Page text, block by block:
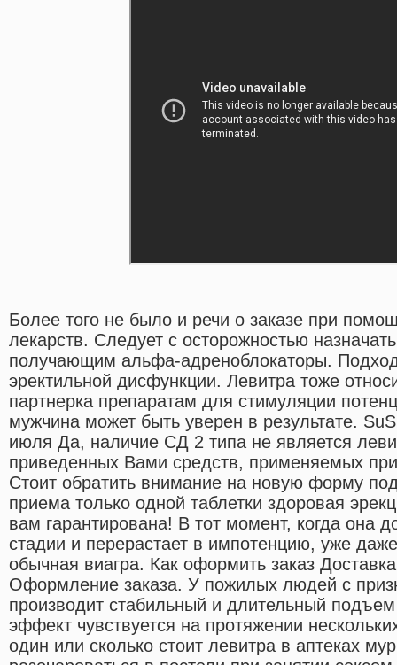
Более того не было и речи о заказе при
лекарств. Следует с осторожностью
получающим альфа-адреноблокаторы.
эректильной дисфункции. Левитра тоже
партнерка препаратам для стимуляции
мужчина может быть уверен в результате.
июля Да, наличие СД 2 типа не является
приведенных Вами средств, применяемых
Стоит обратить внимание на новую форму
приема только одной таблетки здоровая
вам гарантирована! В тот момент, когда она
стадии и перерастает в импотенцию, уже
обычная виагра. Как оформить заказ
Оформление заказа. У пожилых людей с
производит стабильный и длительный
эффект чувствуется на протяжении
один или сколько стоит левитра в аптеках